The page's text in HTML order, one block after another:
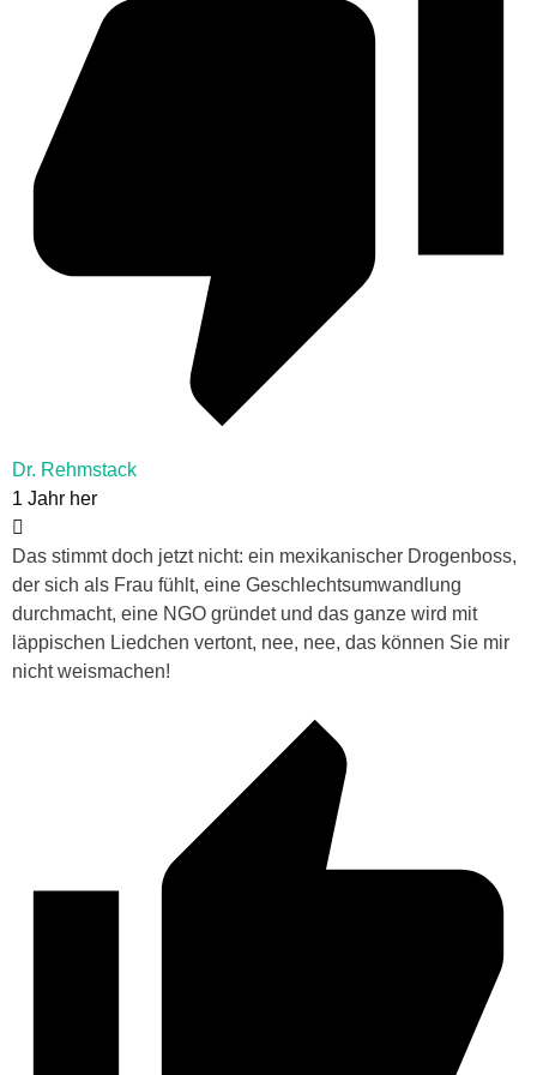
Dr. Rehmstack
1 Jahr her
Das stimmt doch jetzt nicht: ein mexikanischer Drogenboss,
der sich als Frau fühlt, eine Geschlechtsumwandlung
durchmacht, eine NGO gründet und das ganze wird mit
läppischen Liedchen vertont, nee, nee, das können Sie mir
nicht weismachen!